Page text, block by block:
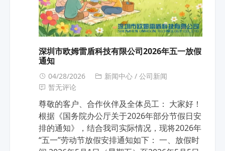
深圳市欧姆雷盾科技有限公司2026年五一放假
通知
04/28/2026 新闻中心 /公司新闻
暂无评论
尊敬的客户、合作伙伴及全体员工： 大家好！
根据《国务院办公厅关于2026年部分节假日安
排的通知》，结合我司实际情况，现将2026年
“五一”劳动节放假安排通知如下： 一、放假时